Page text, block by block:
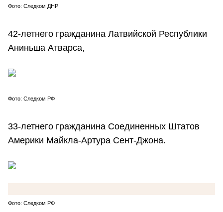
Фото: Следком ДНР
42-летнего гражданина Латвийской Республики
Аниньша Атварса,
Фото: Следком РФ
33-летнего гражданина Соединенных Штатов
Америки Майкла-Артура Сент-Джона.
Фото: Следком РФ